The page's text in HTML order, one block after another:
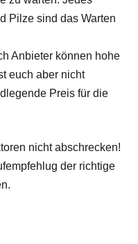
Pilze sind das Warten
Anbieter können hohe
euch aber nicht
Preis für die
nicht abschrecken!
der richtige